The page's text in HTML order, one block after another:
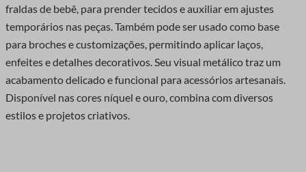
fraldas de bebê, para prender tecidos e auxiliar em ajustes
temporários nas peças. Também pode ser usado como base
para broches e customizações, permitindo aplicar laços,
enfeites e detalhes decorativos. Seu visual metálico traz um
acabamento delicado e funcional para acessórios artesanais.
Disponível nas cores níquel e ouro, combina com diversos
estilos e projetos criativos.